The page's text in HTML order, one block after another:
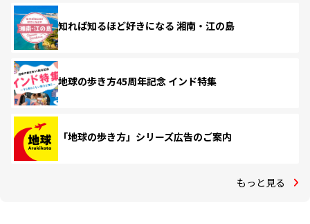
知れば知るほど好きになる 湘南・江の島
地球の歩き方45周年記念 インド特集
「地球の歩き方」シリーズ広告のご案内
もっと見る